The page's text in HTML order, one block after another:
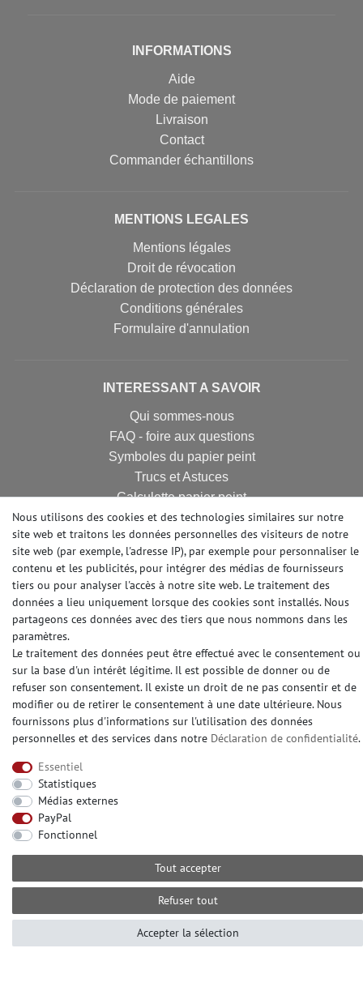
INFORMATIONS
Aide
Mode de paiement
Livraison
Contact
Commander échantillons
MENTIONS LEGALES
Mentions légales
Droit de révocation
Déclaration de protection des données
Conditions générales
Formulaire d'annulation
INTERESSANT A SAVOIR
Qui sommes-nous
FAQ - foire aux questions
Symboles du papier peint
Trucs et Astuces
Calculette papier peint
FIBRE DE RENOVATION
Revêtement de rénovation
Revêtement intissé lisse
Fibre de rénovation
Maku Vlies
Fibre à peindre sans structur
CONTATO
Avez-vou besoin d'aide? S'il vous plaît appelez-
Heures d'ouverture du centre d'appels du lundi au
vendredi de
10:00 alle 16:00 (MEZ)
E-mail: info@profhome.fr
Nous utilisons des cookies et des technologies similaires sur notre
site web et traitons les données personnelles des visiteurs de notre
site web (par exemple, l'adresse IP), par exemple pour personnaliser le
contenu et les publicités, pour intégrer des médias de fournisseurs
tiers ou pour analyser l'accès à notre site web. Le traitement des
données a lieu uniquement lorsque des cookies sont installés. Nous
partageons ces données avec des tiers que nous nommons dans les
paramètres.
Le traitement des données peut être effectué avec le consentement ou
sur la base d'un intérêt légitime. Il est possible de donner ou de
refuser son consentement. Il existe un droit de ne pas consentir et de
modifier ou de retirer le consentement à une date ultérieure. Nous
fournissons plus d'informations sur l'utilisation des données
personnelles et des services dans notre Déclaration de confidentialité.
Essentiel
Statistiques
Médias externes
PayPal
Fonctionnel
Tout accepter
Refuser tout
Accepter la sélection